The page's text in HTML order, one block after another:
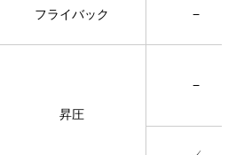
フライバック −
昇圧
−